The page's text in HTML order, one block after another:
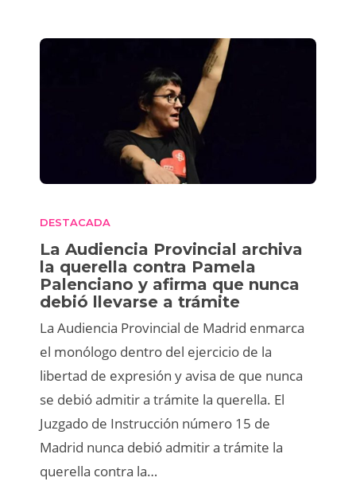
DESTACADA
La Audiencia Provincial archiva
la querella contra Pamela
Palenciano y afirma que nunca
debió llevarse a trámite
La Audiencia Provincial de Madrid enmarca
el monólogo dentro del ejercicio de la
libertad de expresión y avisa de que nunca
se debió admitir a trámite la querella. El
Juzgado de Instrucción número 15 de
Madrid nunca debió admitir a trámite la
querella contra la…